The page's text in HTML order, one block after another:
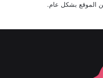
الموقع بشكل عام.